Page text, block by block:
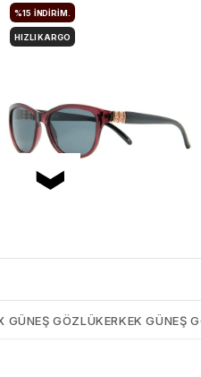
Mia-Maria-OF126-C3-56
%15 İNDIRIM.
HIZLI KARGO
GÜNEŞ GÖZLÜKERKEK GÜNEŞ